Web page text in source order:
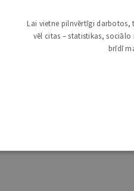
Lai vietne pilnvērtīgi darbotos,
vēl citas – statistikas,
brīdī